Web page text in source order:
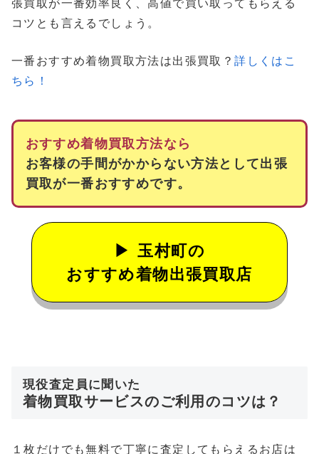
張買取が一番効率良く、高値で買い取ってもらえる
コツとも言えるでしょう。
一番おすすめ着物買取方法は出張買取？詳しくはこ
ちら！
おすすめ着物買取方法なら
お客様の手間がかからない方法として出張
買取が一番おすすめです。
玉村町の
おすすめ着物出張買取店
現役査定員に聞いた
着物買取サービスのご利用のコツは？
１枚だけでも無料で丁寧に査定してもらえるお店は